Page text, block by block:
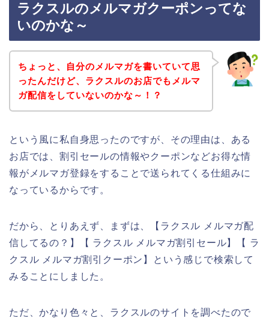
ラクスルのメルマガクーポンってな
いのかな～
ちょっと、自分のメルマガを書いていて思
ったんだけど、ラクスルのお店でもメルマ
ガ配信をしていないのかな～！？
という風に私自身思ったのですが、その理由は、ある
お店では、割引セールの情報やクーポンなどお得な情
報がメルマガ登録をすることで送られてくる仕組みに
なっているからです。
だから、とりあえず、まずは、【ラクスル メルマガ配
信してるの？】【 ラクスル メルマガ割引セール】【 ラ
クスル メルマガ割引クーポン】という感じで検索して
みることにしました。
ただ、かなり色々と、ラクスルのサイトを調べたので